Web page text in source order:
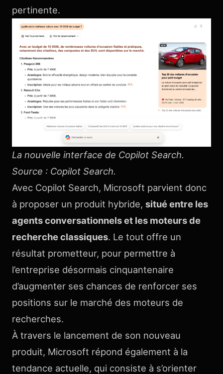
pertinente.
La nouvelle interface de Copilot Search.
Source : Copilot Search.
Avec Copilot Search, Microsoft parvient donc
à proposer un produit hybride, situé entre les
agents conversationnels et les moteurs de
recherche classiques. Le tout offre un
résultat prometteur, pour permettre à
l’entreprise désormais cinquantenaire
d’augmenter ses chances de renforcer ses
positions sur le marché des moteurs de
recherches.
À travers le lancement de son nouveau
produit, Microsoft répond également à la
tendance actuelle, qui consiste à s’orienter